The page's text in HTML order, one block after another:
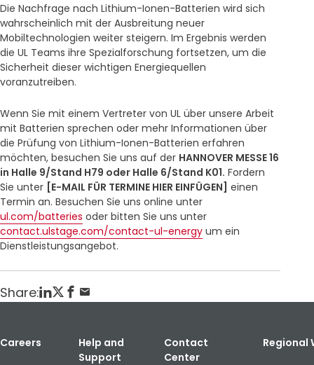
Die Nachfrage nach Lithium-Ionen-Batterien wird sich
wahrscheinlich mit der Ausbreitung neuer
Mobiltechnologien weiter steigern. Im Ergebnis werden
die UL Teams ihre Spezialforschung fortsetzen, um die
Sicherheit dieser wichtigen Energiequellen
voranzutreiben.
Wenn Sie mit einem Vertreter von UL über unsere Arbeit
mit Batterien sprechen oder mehr Informationen über
die Prüfung von Lithium-Ionen-Batterien erfahren
möchten, besuchen Sie uns auf der HANNOVER MESSE 16
in Halle 9/Stand H79 oder Halle 6/Stand K01. Fordern
Sie unter [E-MAIL FÜR TERMINE HIER EINFÜGEN] einen
Termin an. Besuchen Sie uns online unter
ul.com/batteries oder bitten Sie uns unter
contact.ulstage.com/contact-ul-energy um ein
Dienstleistungsangebot.
Share:
Careers
Help and
Support
Contact
Center
Regional